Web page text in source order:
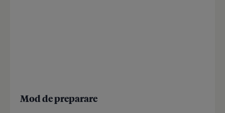
Mod de preparare